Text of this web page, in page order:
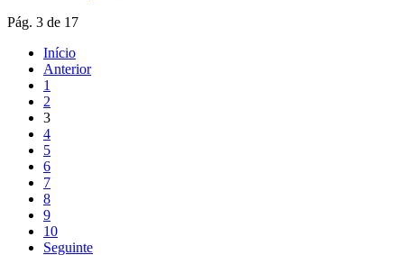
Pág. 3 de 17
Início
Anterior
1
2
3
4
5
6
7
8
9
10
Seguinte